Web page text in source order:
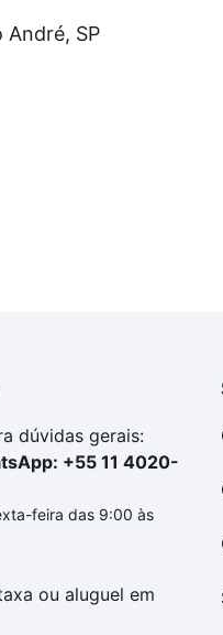
André, SP
dúvidas gerais:
+55 11 4020-
feira das 9:00 às
ou aluguel em